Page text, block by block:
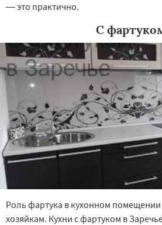
— это практично.
С
Роль фартука в кухонном
хозяйкам. Кухни с фартуком в